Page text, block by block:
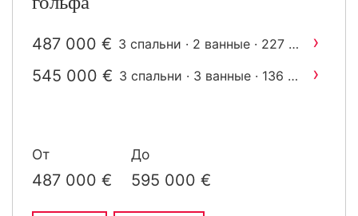
487 000 € 3 спальни · 2 ванные · 227 m ›
545 000 € 3 спальни · 3 ванные · 136 m ›
От
487 000 €
До
595 000 €